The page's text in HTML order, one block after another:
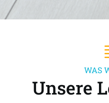
WAS
Unsere